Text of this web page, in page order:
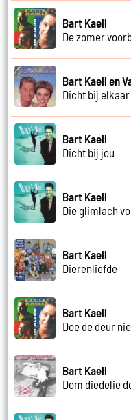
Bart Kaell
De zomer
Bart Kaell en
Dicht bij elkaar
Bart Kaell
Dicht bij jou
Bart Kaell
Die glimlach
Bart Kaell
Dierenliefde
Bart Kaell
Doe de deur
Bart Kaell
Dom diedelie